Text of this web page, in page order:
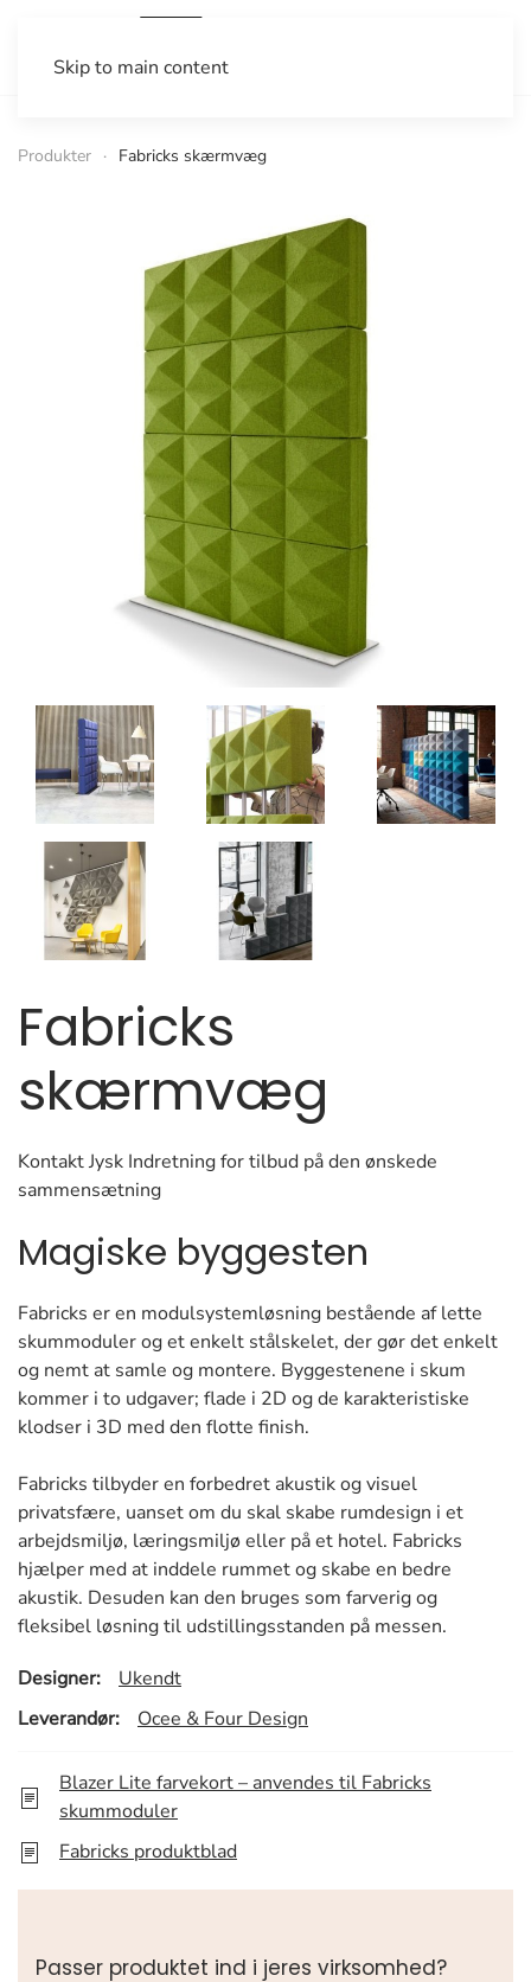
Skip to main content
Produkter Fabricks skærmvæg
Fabricks
skærmvæg
Kontakt Jysk Indretning for tilbud på den ønskede
sammensætning
Magiske byggesten
Fabricks er en modulsystemløsning bestående af lette
skummoduler og et enkelt stålskelet, der gør det enkelt
og nemt at samle og montere. Byggestenene i skum
kommer i to udgaver; flade i 2D og de karakteristiske
klodser i 3D med den flotte finish.
Fabricks tilbyder en forbedret akustik og visuel
privatsfære, uanset om du skal skabe rumdesign i et
arbejdsmiljø, læringsmiljø eller på et hotel. Fabricks
hjælper med at inddele rummet og skabe en bedre
akustik. Desuden kan den bruges som farverig og
fleksibel løsning til udstillingsstanden på messen.
Designer:
Ukendt
Leverandør:
Ocee & Four Design
Blazer Lite farvekort – anvendes til Fabricks
skummoduler
Fabricks produktblad
Passer produktet ind i jeres virksomhed?